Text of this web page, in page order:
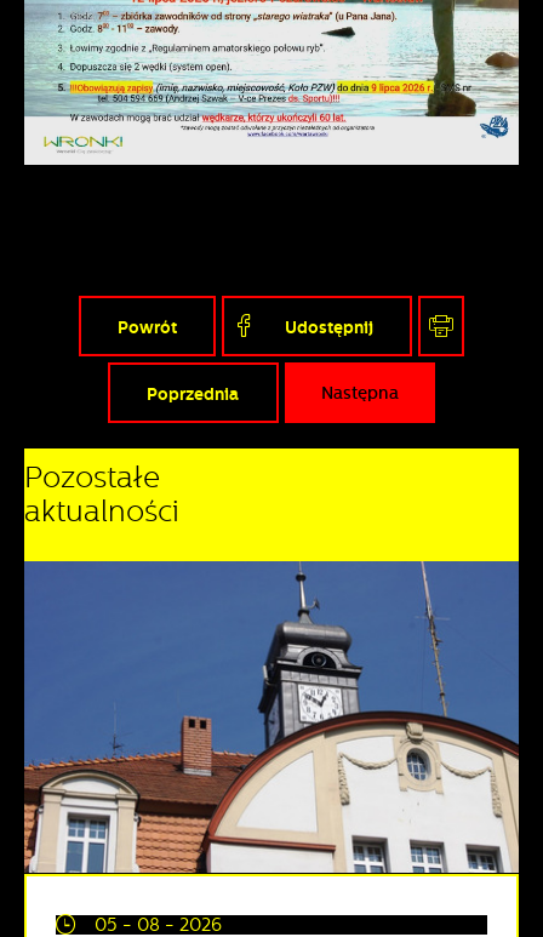
Powrót Udostępnij
Poprzednia Następna
Pozostałe
aktualności
05 - 08 - 2026
pojawić się na stronach podmiotów trzecich lub firm
będących naszymi partnerami oraz innych dostawców usług.
Firmy te działają w charakterze pośredników prezentujących
nasze treści w postaci wiadomości, ofert, komunikatów
mediów społecznościowych.